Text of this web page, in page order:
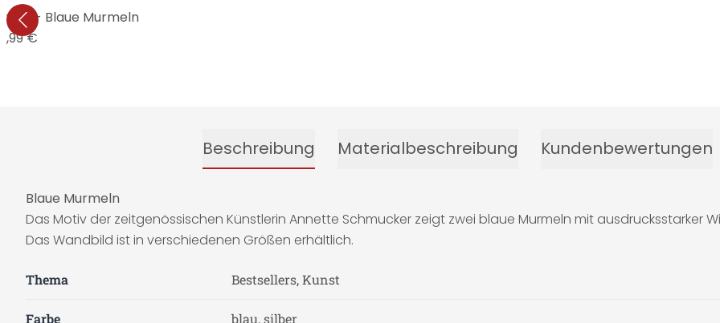
- Blaue Murmeln
€
Beschreibung Materialbeschreibung Kundenbewertungen
Blaue Murmeln
Das Motiv der zeitgenössischen Künstlerin Annette Schmucker zeigt zwei blaue Murmeln mit ausdrucksstarker
Das Wandbild ist in verschiedenen Größen erhältlich.
Thema Bestsellers, Kunst
Farbe blau, silber